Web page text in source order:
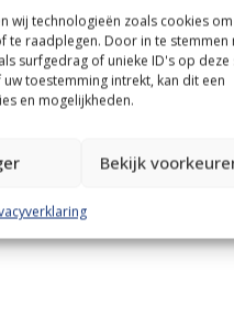
wij technologieën zoals cookies om
te raadplegen. Door in te stemmen
surfgedrag of unieke ID's op deze
toestemming intrekt, kan dit een
en mogelijkheden.
Bekijk
SNELWISSELSYSTEEM op
JOYSTICKBEDIENING!!
DUBBELWERKEND
Tegen minderprijs leverbaar
Wordt geleverd met de